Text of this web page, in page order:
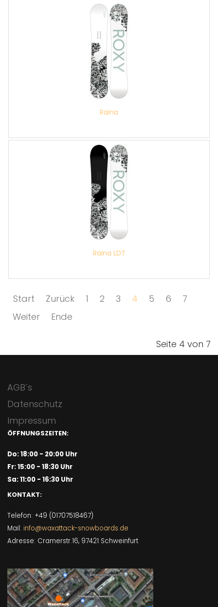
Raina
Raina LDT
Start Zurück 1 2 3 4 5 6
7
Weiter
Ende
Seite 4 von 7
AGB´s
Datenschutz
Impressum
ÖFFNUNGSZEITEN:
Do: 18:00 - 20:00 Uhr
Fr: 15:00 - 18:30 Uhr
Sa: 11:00 - 16:30 Uhr
KONTAKT:
Telefon: +49 (01707518467)
Mail: info@waxattack-snowboards.de
Adresse: Cramerstr.16, 97421 Schweinfurt